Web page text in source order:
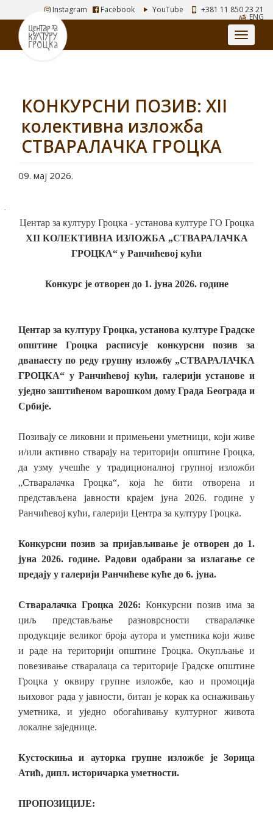
Instagram Facebook YouTube +381 11 850 23 21
ENG
КОНКУРСНИ ПОЗИВ: XII
колективна изложба
СТВАРАЛАЧКА ГРОЦКА
09. мај 2026.
·
Центар за културу Гроцка - установа културе ГО Гроцка
XII КОЛЕКТИВНА ИЗЛОЖБА „СТВАРАЛАЧКА
ГРОЦКА“ у Ранчићевој кући
Конкурс је отворен до 1. јуна 2026. године
Центар за културу Гроцка, установа културе Градске
општине Гроцка расписује конкурсни позив за
дванаесту по реду групну изложбу „СТВАРАЛАЧКА
ГРОЦКА“ у Ранчићевој кући, галерији установе и
уједно заштићеном варошком дому Града Београда и
Србије.
Позивају се ликовни и примењени уметници, који живе
и/или активно стварају на територији општине Гроцка,
да узму учешће у традиционалној групној изложби
„Стваралачка Гроцка“, која ће бити отворена и
представљена јавности крајем јуна 2026. године у
Ранчићевој кући, галерији Центра за културу Гроцка.
Конкурсни позив за пријављивање је отворен до 1.
јуна 2026. године. Радови одабрани за излагање се
предају у галерији Ранчићеве куће до 6. јуна.
Стваралачка Гроцка 2026: Конкурсни позив има за
циљ представљање разноврсности стваралачке
продукције великог броја аутора и уметника који живе
и раде на територији општине Гроцка. Окупљање и
повезивање стваралаца са територије Градске општине
Гроцка у оквиру групне изложбе, као и промоција
њиховог рада у јавности, битан је корак ка оснаживању
уметника, и уједно обогаћивању културног живота
локалне заједнице.
Кустоскиња и ауторка групне изложбе је Зорица
Атић, дипл. историчарка уметности.
ПРОПОЗИЦИЈЕ: